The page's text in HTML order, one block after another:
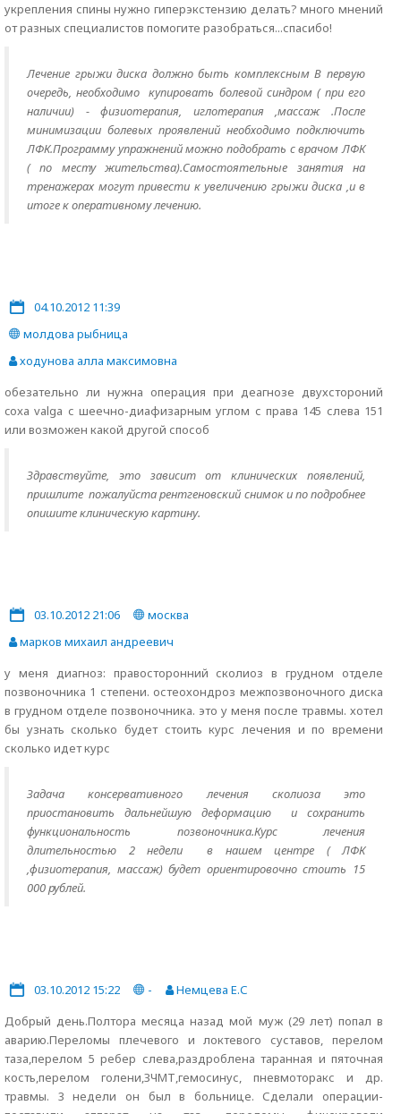
укрепления спины нужно гиперэкстензию делать? много мнений
от разных специалистов помогите разобраться...спасибо!
Лечение грыжи диска должно быть комплексным В первую
очередь, необходимо купировать болевой синдром ( при его
наличии) - физиотерапия, иглотерапия ,массаж .После
минимизации болевых проявлений необходимо подключить
ЛФК.Программу упражнений можно подобрать с врачом ЛФК
( по месту жительства).Самостоятельные занятия на
тренажерах могут привести к увеличению грыжи диска ,и в
итоге к оперативному лечению.
04.10.2012 11:39
молдова рыбница
ходунова алла максимовна
обезательно ли нужна операция при деагнозе двухстороний
coxa valga с шеечно-диафизарным углом с права 145 слева 151
или возможен какой другой способ
Здравствуйте, это зависит от клинических появлений,
пришлите пожалуйста рентгеновский снимок и по подробнее
опишите клиническую картину.
03.10.2012 21:06
москва
марков михаил андреевич
у меня диагноз: правосторонний сколиоз в грудном отделе
позвоночника 1 степени. остеохондроз межпозвоночного диска
в грудном отделе позвоночника. это у меня после травмы. хотел
бы узнать сколько будет стоить курс лечения и по времени
сколько идет курс
Задача консервативного лечения сколиоза это
приостановить дальнейшую деформацию и сохранить
функциональность позвоночника.Курс лечения
длительностью 2 недели в нашем центре ( ЛФК
,физиотерапия, массаж) будет ориентировочно стоить 15
000 рублей.
03.10.2012 15:22 -
Немцева Е.С
Добрый день.Полтора месяца назад мой муж (29 лет) попал в
аварию.Переломы плечевого и локтевого суставов, перелом
таза,перелом 5 ребер слева,раздроблена таранная и пяточная
кость,перелом голени,ЗЧМТ,гемосинус, пневмоторакс и др.
травмы. 3 недели он был в больнице. Сделали операции-